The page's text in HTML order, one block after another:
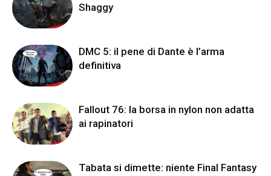
Shaggy
DMC 5: il pene di Dante è l’arma
definitiva
Fallout 76: la borsa in nylon non adatta
ai rapinatori
Tabata si dimette: niente Final Fantasy